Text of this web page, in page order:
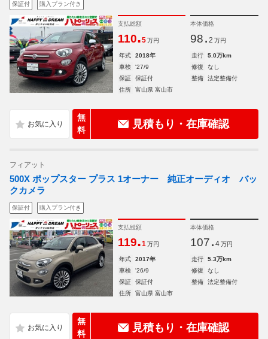
保証付 購入プラン付き
支払総額
110.5 万円
本体価格
98. 2 万円
年式 2018年 走行
5.0万km
車検
'27/9 修復
なし
保証
保証付 整備
法定整備付
住所
富山県 富山市
無
料
見積もり・在庫確認
フィアット
500X ポップスター プラス 1オーナー 純正オーディオ バッ
クカメラ
保証付 購入プラン付き
支払総額
119.1 万円
本体価格
107. 4 万円
年式 2017年 走行
5.3万km
車検
'26/9 修復
なし
保証
保証付 整備
法定整備付
住所
富山県 富山市
無
料
見積もり・在庫確認